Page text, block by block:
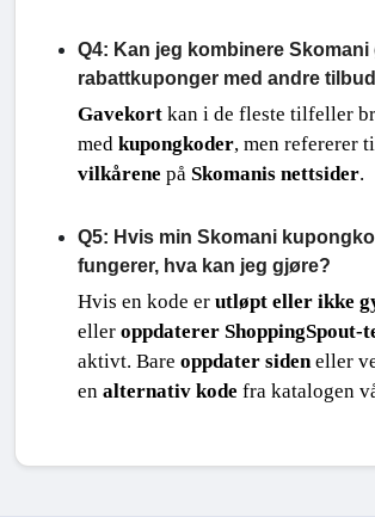
Q4: Kan jeg kombinere
rabattkuponger med andre
Gavekort kan i de fleste tilfeller
med kupongkoder, men refererer
vilkårene på Skomanis nettsider.
Q5: Hvis min Skomani
fungerer, hva kan jeg gjøre?
Hvis en kode er utløpt eller ikke
eller oppdaterer ShoppingSpout-
aktivt. Bare oppdater siden eller
en alternativ kode fra katalogen